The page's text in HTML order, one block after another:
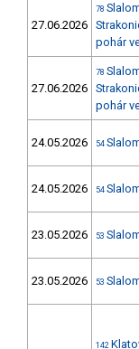
27.06.2026
78
pohár
27.06.2026
78
pohár
24.05.2026 54
24.05.2026 54
23.05.2026 53
23.05.2026 53
142